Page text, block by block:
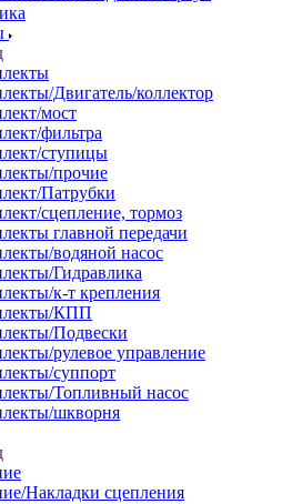
Двигатель/коллектор
мост
фильтра
ступицы
прочие
Патрубки
сцепление, тормоз
главной передачи
водяной насос
Гидравлика
к-т крепления
КПП
Подвески
рулевое управление
суппорт
Топливный насос
шкворня
Накладки сцепления